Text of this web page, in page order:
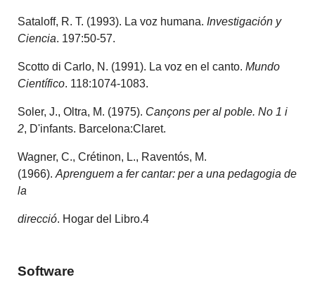
Sataloff, R. T. (1993). La voz humana. Investigación y
Ciencia. 197:50-57.
Scotto di Carlo, N. (1991). La voz en el canto.Mundo
Científico. 118:1074-1083.
Soler, J., Oltra, M. (1975). Cançons per al poble. No 1 i
2, D'infants. Barcelona:Claret.
Wagner, C., Crétinon, L., Raventós, M.
(1966).Aprenguem a fer cantar: per a una pedagogia de
la
direcció. Hogar del Libro.4
Software